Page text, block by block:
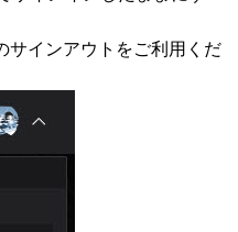
サインアウトをご利用くだ